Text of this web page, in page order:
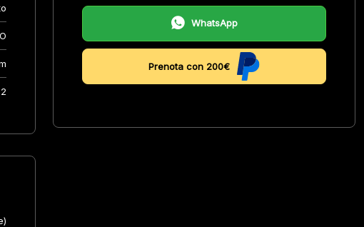
2
WhatsApp
Prenota con 200€